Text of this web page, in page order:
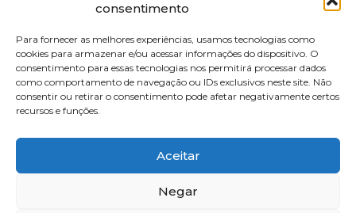
consentimento
Para fornecer as melhores experiências, usamos tecnologias como
cookies para armazenar e/ou acessar informações do dispositivo. O
consentimento para essas tecnologias nos permitirá processar dados
como comportamento de navegação ou IDs exclusivos neste site. Não
consentir ou retirar o consentimento pode afetar negativamente certos
recursos e funções.
Aceitar
Negar
Diretoria
FOTOS
Webmail
Artigos
Escritores do Sistema